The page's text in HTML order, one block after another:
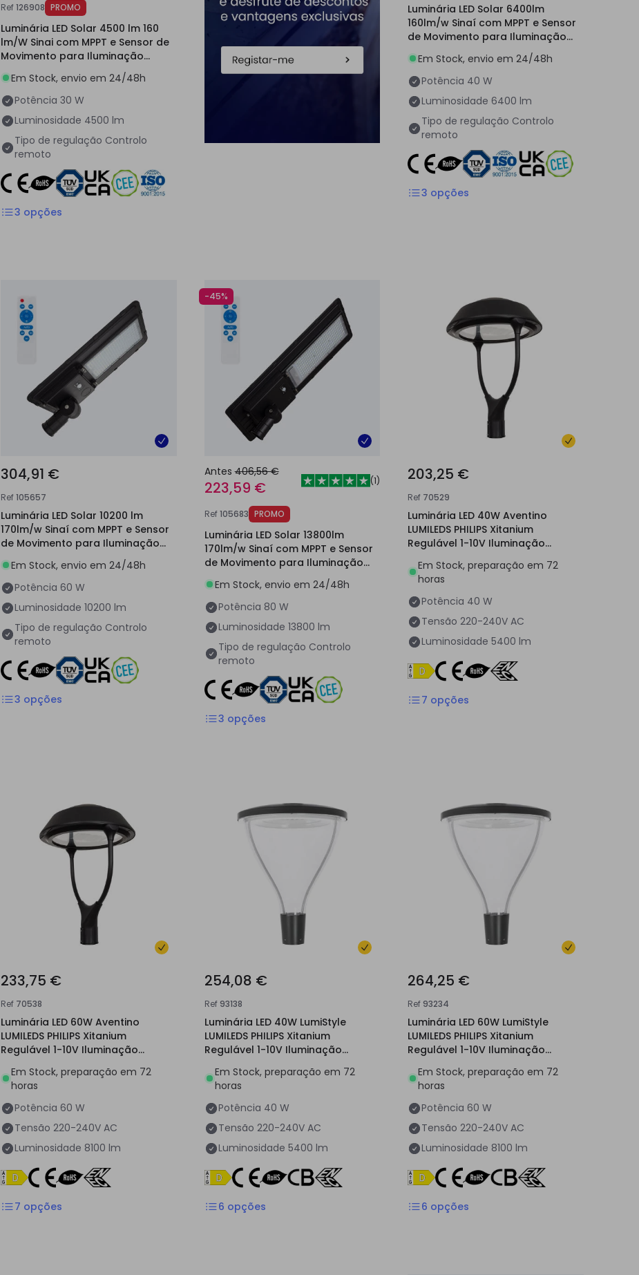
Ref126908 PROMO
Luminária LED Solar 4500 lm 160
lm/W Sinai com MPPT e Sensor de
Movimento para Iluminação
Pública
Em Stock, envio em 24/48h
Potência 30 W
Luminosidade 4500 lm
Tipo de regulação Controlo
remoto
3 opções
Luminária LED Solar 6400lm
160lm/w Sinaí com MPPT e Sensor
de Movimento para Iluminação
Pública
Em Stock, envio em 24/48h
Potência 40 W
Luminosidade 6400 lm
Tipo de regulação Controlo
remoto
3 opções
304,91 €
Ref105657
Luminária LED Solar 10200 lm
170lm/w Sinaí com MPPT e Sensor
de Movimento para Iluminação
Pública
Em Stock, envio em 24/48h
Potência 60 W
Luminosidade 10200 lm
Tipo de regulação Controlo
remoto
3 opções
-45%
Antes 406,56 €
223,59 € (1)
Ref105683 PROMO
Luminária LED Solar 13800lm
170lm/w Sinaí com MPPT e Sensor
de Movimento para Iluminação
Pública
Em Stock, envio em 24/48h
Potência 80 W
Luminosidade 13800 lm
Tipo de regulação Controlo
remoto
3 opções
203,25 €
Ref 70529
Luminária LED 40W Aventino
LUMILEDS PHILIPS Xitanium
Regulável 1-10V Iluminação
Em Stock, preparação em 72
horas
Potência 40 W
Tensão 220-240V AC
Luminosidade 5400 lm
7 opções
233,75 €
Ref 70538
Luminária LED 60W Aventino
LUMILEDS PHILIPS Xitanium
Regulável 1-10V Iluminação
Em Stock, preparação em 72
horas
Potência 60 W
Tensão 220-240V AC
Luminosidade 8100 lm
7 opções
254,08 €
Ref93138
Luminária LED 40W LumiStyle
LUMILEDS PHILIPS Xitanium
Regulável 1-10V Iluminação
Em Stock, preparação em 72
horas
Potência 40 W
Tensão 220-240V AC
Luminosidade 5400 lm
6 opções
264,25 €
Ref93234
Luminária LED 60W LumiStyle
LUMILEDS PHILIPS Xitanium
Regulável 1-10V Iluminação
Em Stock, preparação em 72
horas
Potência 60 W
Tensão 220-240V AC
Luminosidade 8100 lm
6 opções